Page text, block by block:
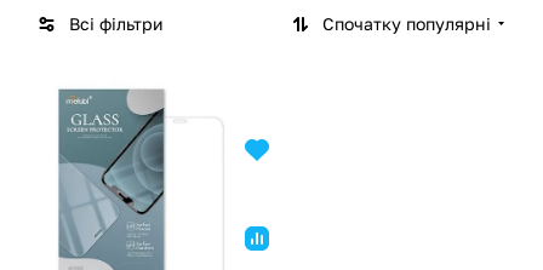
Всі фільтри Спочатку популярні